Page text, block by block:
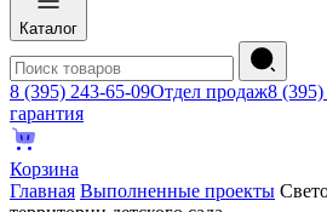
Каталог
8 (395) 243-65-09Отдел продаж8
гарантия
Корзина
Главная Выполненные проекты